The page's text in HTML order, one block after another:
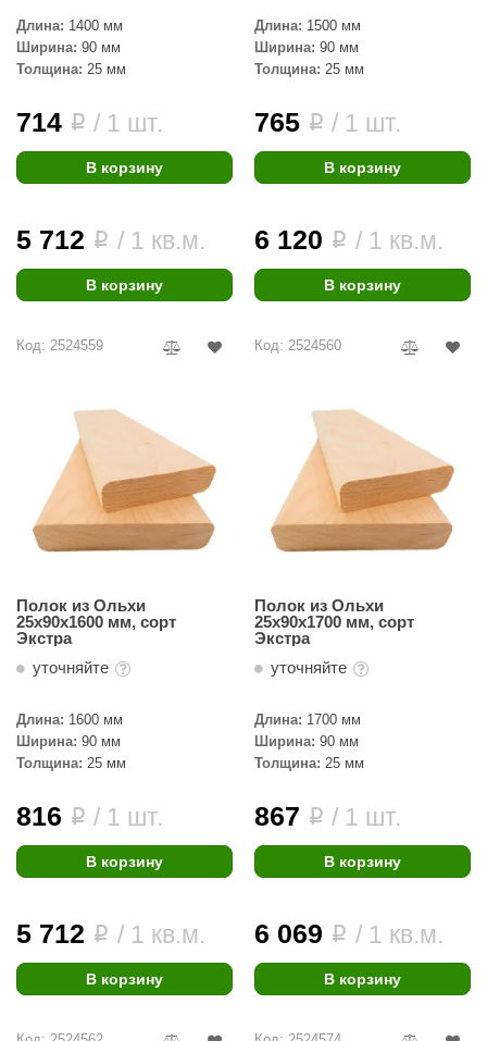
Длина: 1400 мм
Ширина: 90 мм
Толщина: 25 мм
714 i / 1 шт.
В корзину
5 712 i / 1 кв.м.
В корзину
Длина: 1500 мм
Ширина: 90 мм
Толщина: 25 мм
765 i / 1 шт.
В корзину
6 120 i / 1 кв.м.
В корзину
Код: 2524559
Полок из Ольхи
25х90х1600 мм, сорт
Экстра
уточняйте
Длина: 1600 мм
Ширина: 90 мм
Толщина: 25 мм
816 i / 1 шт.
В корзину
5 712 i / 1 кв.м.
В корзину
Код: 2524560
Полок из Ольхи
25х90х1700 мм, сорт
Экстра
уточняйте
Длина: 1700 мм
Ширина: 90 мм
Толщина: 25 мм
867 i / 1 шт.
В корзину
6 069 i / 1 кв.м.
В корзину